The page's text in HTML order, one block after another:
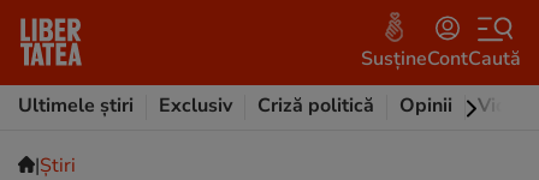
SusțineContCaută
Ultimele știri
Exclusiv Criză politică Opinii Video
|Ştiri